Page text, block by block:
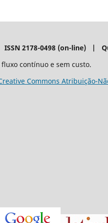
2178-0498 (on-line) |
contínuo e sem custo.
Commons Atribuição-